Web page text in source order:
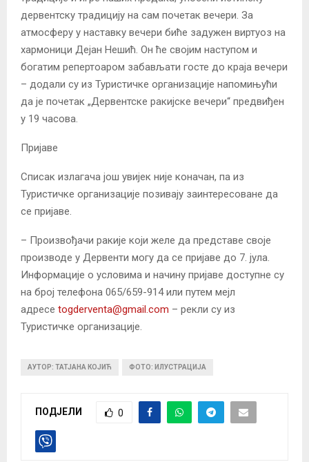
дервентску традицију на сам почетак вечери. За
атмосферу у наставку вечери биће задужен виртуоз на
хармоници Дејан Нешић. Он ће својим наступом и
богатим репертоаром забављати госте до краја вечери
– додали су из Туристичке организације напомињући
да је почетак „Дервентске ракијске вечери“ предвиђен
у 19 часова.
Пријаве
Списак излагача још увијек није коначан, па из
Туристичке организације позивају заинтересоване да
се пријаве.
– Произвођачи ракије који желе да представе своје
производе у Дервенти могу да се пријаве до 7. јула.
Информације о условима и начину пријаве доступне су
на број телефона 065/659-914 или путем мејл
адресе togderventa@gmail.com – рекли су из
Туристичке организације.
АУТОР: ТАТЈАНА КОЈИЋ ФОТО: ИЛУСТРАЦИЈА
ПОДЈЕЛИ 0